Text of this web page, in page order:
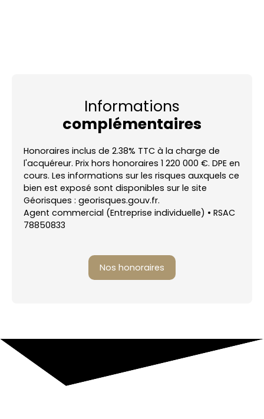
Informations
complémentaires
Honoraires inclus de 2.38% TTC à la charge de
l'acquéreur. Prix hors honoraires 1 220 000 €. DPE en
cours. Les informations sur les risques auxquels ce
bien est exposé sont disponibles sur le site
Géorisques : georisques.gouv.fr.
Agent commercial (Entreprise individuelle) • RSAC
78850833
Nos honoraires